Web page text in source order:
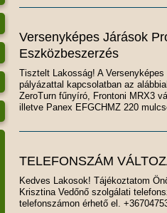
Versenyképes Járások
Eszközbeszerzés
Tisztelt Lakosság! A
pályázattal kapcsolatban az
ZeroTurn fűnyíró, Frontoni MRX3
illetve Panex EFGCHMZ 220
TELEFONSZÁM
Kedves Lakosok! Tájékoztatom
Krisztina Vedőnő szolgálati
telefonszámon érhető el.